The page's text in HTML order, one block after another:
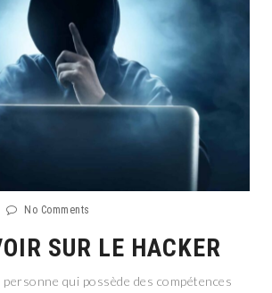
No Comments
SUR LE HACKER
qui possède des compétences